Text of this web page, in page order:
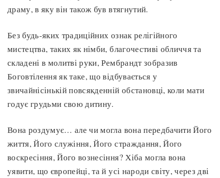
драму, в яку він також був втягнутий.
Без будь-яких традиційних ознак релігійного
мистецтва, таких як німби, благочестиві обличчя та
складені в молитві руки, Рембрандт зобразив
Боговтілення як таке, що відбувається у
звичайнісінькій повсякденній обстановці, коли мати
годує грудьми свою дитину.
Вона роздумує… але чи могла вона передбачити Його
життя, Його служіння, Його страждання, Його
воскресіння, Його вознесіння? Хіба могла вона
уявити, що європейці, та й усі народи світу, через дві